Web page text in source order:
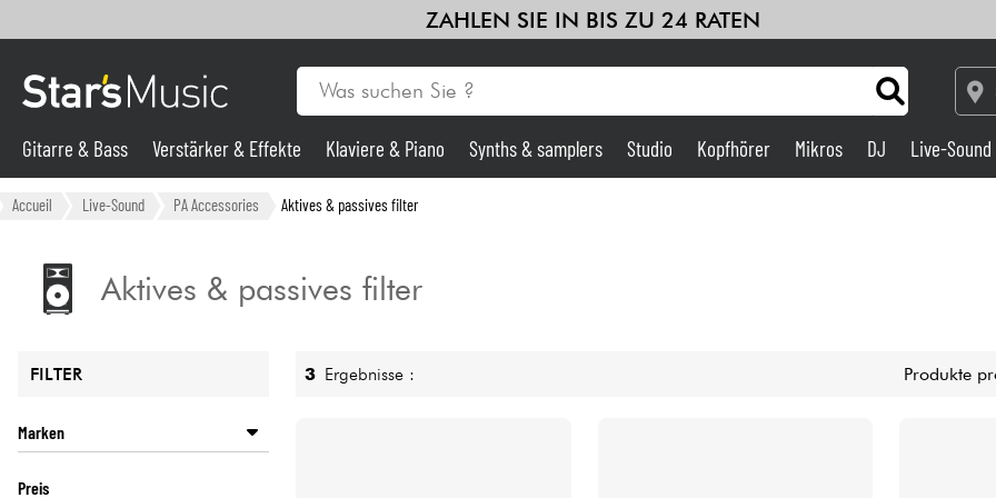
ZAHLEN SIE IN BIS ZU 24 RATEN
Gitarre & Bass
Violinen & Quartett
Gitarre & Bass Verstärker & Effekte Klaviere & Piano Synths & samplers Studio Kopfhörer Mikros DJ Live-Sound
Accueil Live-Sound PA Accessories Aktives & passives filter
Aktives & passives filter
FILTER
Marken
Preis
3 Ergebnisse : Produkte